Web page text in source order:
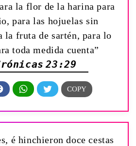
la flor de la harina para
para las hojuelas sin
la fruta de sartén, para lo
toda medida cuenta”
23:29
é hinchieron doce cestas